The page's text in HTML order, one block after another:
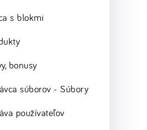
s blokmi
bonusy
súborov - Súbory
používateľov